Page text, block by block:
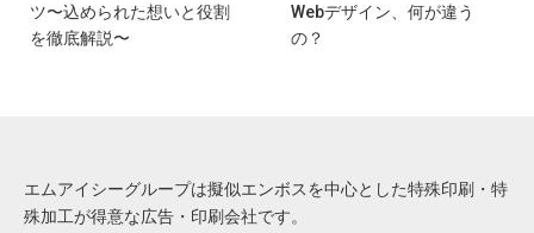
ツ〜込められた想いと役割
を徹底解説〜
Webデザイン、何が違う
の？
エムアイシーグループは擬似エンボスを中心とした特殊印刷・特
殊加工が得意な広告・印刷会社です。